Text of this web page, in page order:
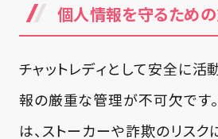
個人情報を守るため
チャットレディとして安全に活
報の厳重な管理が不可欠です
は、ストーカーや詐欺のリスク